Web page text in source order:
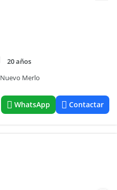
20 años
Merlo
WhatsApp Contactar